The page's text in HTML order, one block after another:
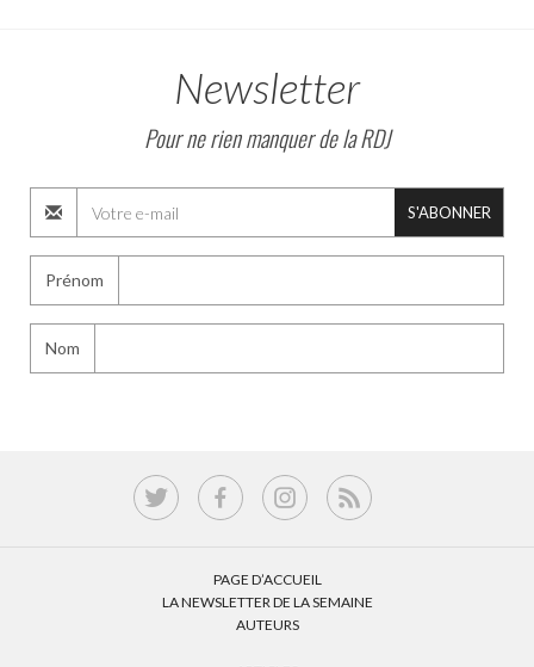
Newsletter
Pour ne rien manquer de la RDJ
S'ABONNER
Prénom
Nom
PAGE D’ACCUEIL
LA NEWSLETTER DE LA SEMAINE
AUTEURS